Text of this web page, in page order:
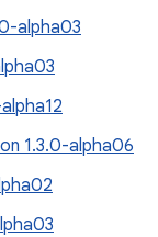
alpha03
1.3.0-alpha06